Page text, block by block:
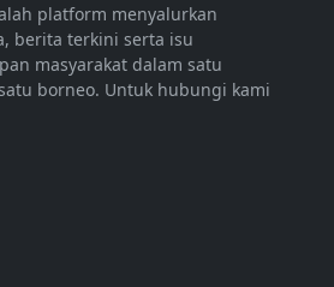
platform menyalurkan
berita terkini serta isu
masyarakat dalam satu
borneo. Untuk hubungi kami